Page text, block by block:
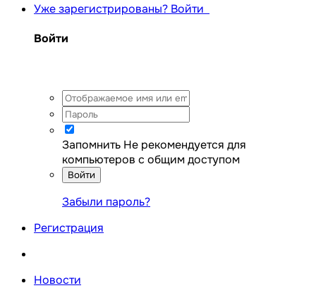
Уже зарегистрированы? Войти
Войти
Запомнить Не рекомендуется для
компьютеров с общим доступом
Войти
Забыли пароль?
Регистрация
Новости